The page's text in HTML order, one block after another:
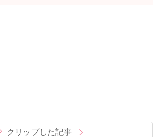
クリップした記事